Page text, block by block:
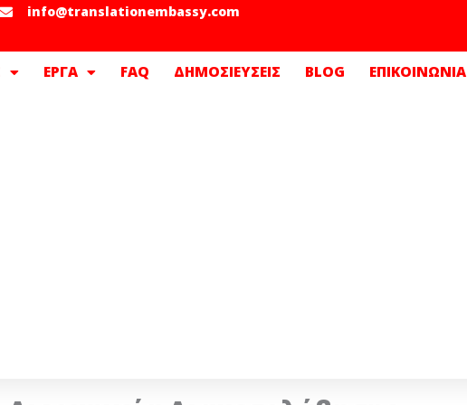
info@translationembassy.com
ΕΡΓΑ FAQ ΔΗΜΟΣΙΕΥΣΕΙΣ BLOG ΕΠΙΚΟΙΝΩΝΙΑ